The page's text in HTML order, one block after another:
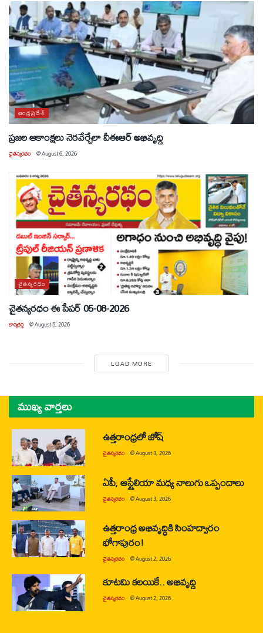
ఆంధ్రప్రదేశ్
ప్రజల ఆకాంక్షలు నెరవేర్చేలా వీఈఆర్ అభివృద్ధి
చైతన్యరధం @August 6, 2026
చైతన్యరధం
చైతన్యరధం ఈ పేపర్ 05-08-2026
కార్యకర్త @August 5, 2026
LOAD MORE
ముఖ్య వార్తలు
ఉత్తరాంధ్రలో జోష్
చైతన్యరధం @August 3, 2026
ఏపీ, ఆస్ట్రేలియా మధ్య నాలుగు ఒప్పందాలు
చైతన్యరధం @August 3, 2026
ఉత్తరాంధ్ర అభివృద్ధికి సింహద్వారం
భోగాపురం!
చైతన్యరధం @August 2, 2026
కూటమి కలయికే.. అభివృద్ధి
చైతన్యరధం @August 2, 2026